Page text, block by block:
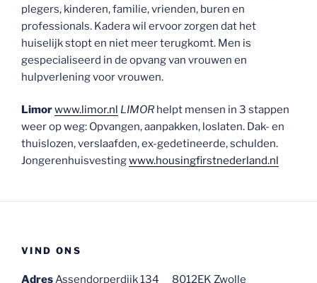
plegers, kinderen, familie, vrienden, buren en
professionals. Kadera wil ervoor zorgen dat het
huiselijk stopt en niet meer terugkomt. Men is
gespecialiseerd in de opvang van vrouwen en
hulpverlening voor vrouwen.
Limorwww.limor.nl LIMORhelpt mensen in 3 stappen
weer op weg: Opvangen, aanpakken, loslaten. Dak- en
thuislozen, verslaafden, ex-gedetineerde, schulden.
Jongerenhuisvestingwww.housingfirstnederland.nl
VIND ONS
AdresAssendorperdijk 134 8012EK Zwolle